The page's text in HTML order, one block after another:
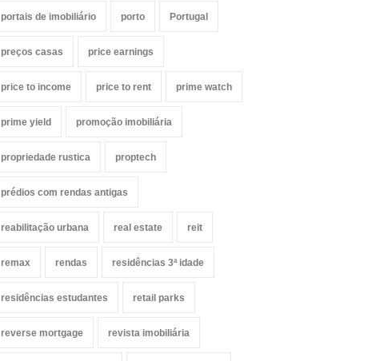
portais de imobiliário porto Portugal
preços casas price earnings
price to income price to rent prime watch
prime yield promoção imobiliária
propriedade rustica proptech
prédios com rendas antigas
reabilitação urbana real estate reit
remax rendas residências 3ª idade
residências estudantes retail parks
reverse mortgage revista imobiliária